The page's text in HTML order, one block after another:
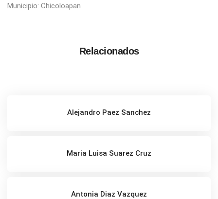
Municipio: Chicoloapan
Relacionados
Alejandro Paez Sanchez
Maria Luisa Suarez Cruz
Antonia Diaz Vazquez